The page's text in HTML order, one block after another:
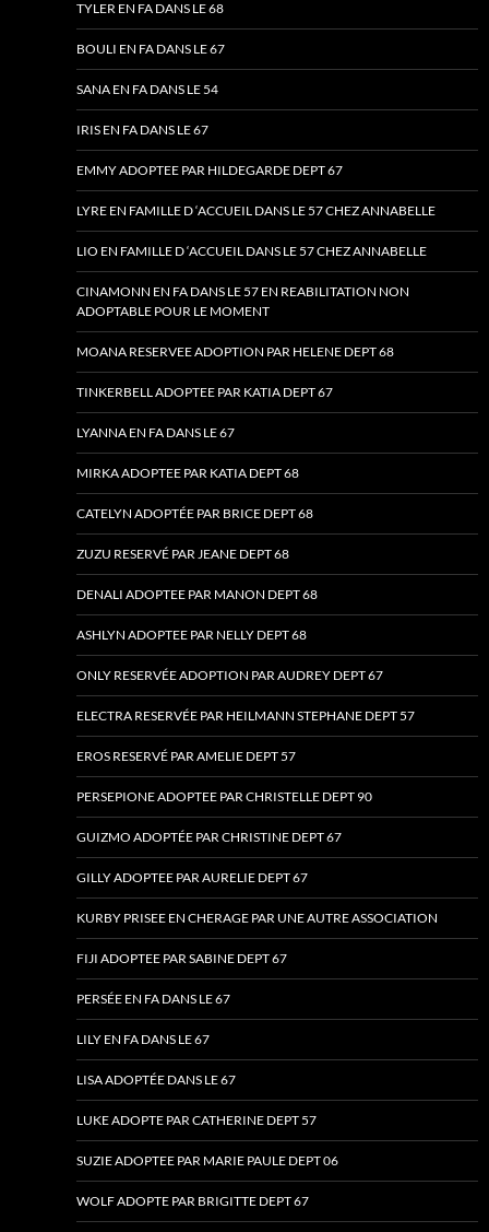
TYLER EN FA DANS LE 68
BOULI EN FA DANS LE 67
SANA EN FA DANS LE 54
IRIS EN FA DANS LE 67
EMMY ADOPTEE PAR HILDEGARDE DEPT 67
LYRE EN FAMILLE D ‘ACCUEIL DANS LE 57 CHEZ ANNABELLE
LIO EN FAMILLE D ‘ACCUEIL DANS LE 57 CHEZ ANNABELLE
CINAMONN EN FA DANS LE 57 EN REABILITATION NON
ADOPTABLE POUR LE MOMENT
MOANA RESERVEE ADOPTION PAR HELENE DEPT 68
TINKERBELL ADOPTEE PAR KATIA DEPT 67
LYANNA EN FA DANS LE 67
MIRKA ADOPTEE PAR KATIA DEPT 68
CATELYN ADOPTÉE PAR BRICE DEPT 68
ZUZU RESERVÉ PAR JEANE DEPT 68
DENALI ADOPTEE PAR MANON DEPT 68
ASHLYN ADOPTEE PAR NELLY DEPT 68
ONLY RESERVÉE ADOPTION PAR AUDREY DEPT 67
ELECTRA RESERVÉE PAR HEILMANN STEPHANE DEPT 57
EROS RESERVÉ PAR AMELIE DEPT 57
PERSEPIONE ADOPTEE PAR CHRISTELLE DEPT 90
GUIZMO ADOPTÉE PAR CHRISTINE DEPT 67
GILLY ADOPTEE PAR AURELIE DEPT 67
KURBY PRISEE EN CHERAGE PAR UNE AUTRE ASSOCIATION
FIJI ADOPTEE PAR SABINE DEPT 67
PERSÉE EN FA DANS LE 67
LILY EN FA DANS LE 67
LISA ADOPTÉE DANS LE 67
LUKE ADOPTE PAR CATHERINE DEPT 57
SUZIE ADOPTEE PAR MARIE PAULE DEPT 06
WOLF ADOPTE PAR BRIGITTE DEPT 67